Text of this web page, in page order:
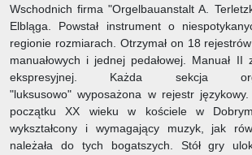
Wschodnich firma "Orgelbauanstalt A.
Elbląga. Powstał instrument o
regionie rozmiarach. Otrzymał on 18
manuałowych i jednej pedałowej. Manuał II
ekspresyjnej. Każda sekcja
"luksusowo" wyposażona w rejestr
początku XX wieku w kościele w
wykształcony i wymagający muzyk, jak
należała do tych bogatszych. Stół gry